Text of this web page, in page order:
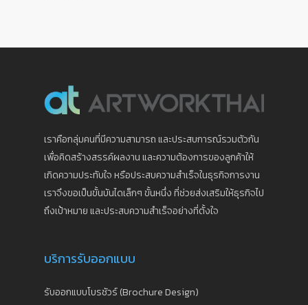
เราคือกลุ่มคนที่มีความสามารถ และประสบการณ์รวมตัวกัน
เพื่อคิดสร้างสรรค์ผลงาน และความต้องการของลูกค้าให้
เกิดความประทับใจ หรือประสบความสำเร็จในธุรกิจการงาน
เราจึงขอเป็นขั้นบันไดเล็กๆ ขั้นหนึ่ง ที่ช่วยส่งเสริมให้ธุรกิจไป
ถึงเป้าหมาย และประสบความสำเร็จอย่างที่ตั้งใจ
บริการรับออกแบบ
รับออกแบบโบรชัวร์ (Brochure Design)